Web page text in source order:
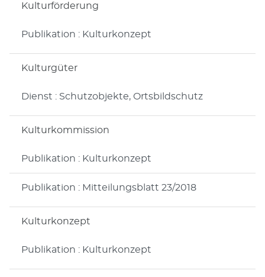
Kulturförderung
Publikation : Kulturkonzept
Kulturgüter
Dienst : Schutzobjekte, Ortsbildschutz
Kulturkommission
Publikation : Kulturkonzept
Publikation : Mitteilungsblatt 23/2018
Kulturkonzept
Publikation : Kulturkonzept